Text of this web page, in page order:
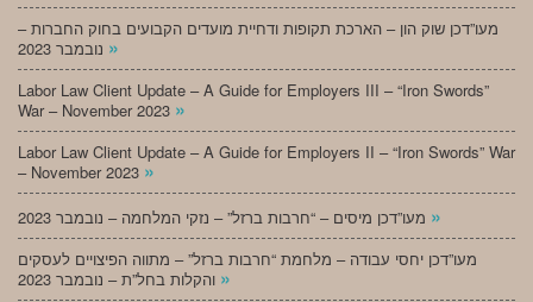
מעו”דכן שוק הון – הארכת תקופות ודחיית מועדים הקבועים בחוק החברות –
»
Labor Law Client Update – A Guide for Employers III – “Iron Swords”
War – November 2023 »
Labor Law Client Update – A Guide for Employers II – “Iron Swords” War
– November 2023 »
»
מעו”דכן יחסי עבודה – מלחמת “חרבות ברזל” – מתווה הפיצויים לעסקים
»